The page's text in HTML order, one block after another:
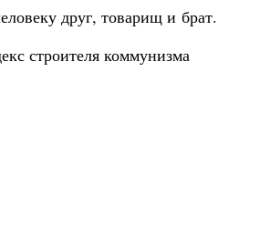
друг, товарищ и брат.
строителя коммунизма